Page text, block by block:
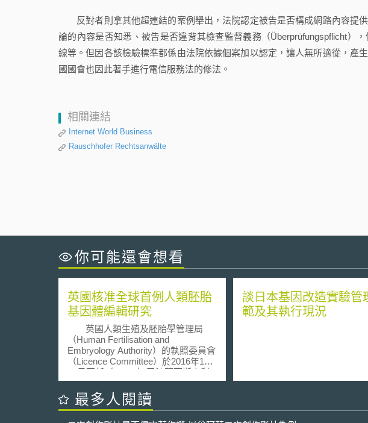
反對者則拿其他超連結的案例舉出，法院認定被告是否構成網路內容提
論的內容是否知悉、被告是否違背其檢查監督義務（Überprüfungspflicht）
線等。但因各該檢驗標準都係由法院依據個案加以認定，讓人無所適從，產
國國會也因此著手進行電信服務法的修法。
相關連結
Internet World Business
Rauschhofer Rechtsanwälte
你可能還會想看
英國核准全球首例人類胚胎
基因體編輯研究
英國人類生殖及胚胎學管理局
（Human Fertilisation and
Embryology Authority）的執照委員會
（Licence Committee）於2016年1月
14日更新（renew）了法蘭西斯克利
克研究中心（Francis Crick Institute）
所持有的研究執照。該項更新的內
容，成為全球首例由政府核准的人類
談日本基因改造實驗管
範及其執行現況
最多人閱讀